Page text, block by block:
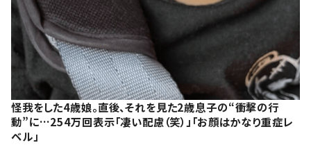
怪我をした4歳娘。直後、それを見た2歳息子の“衝撃の行
動”に…254万回表示「凄い配慮（笑）」「お顔はかなり重症レ
ベル」